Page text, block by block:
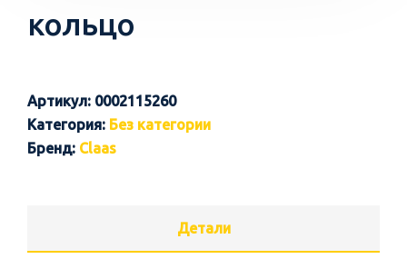
кольцо
Артикул: 0002115260
Категория: Без категории
Бренд: Claas
Детали